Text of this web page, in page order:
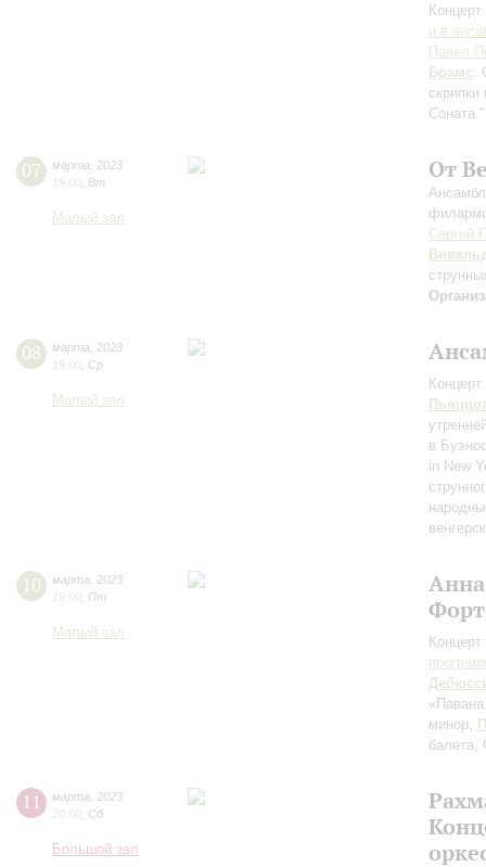
и в
Павел
Брамс:
Соната
07 марта
2023
19:00 Вт
Малый зал
От
Сергей
08 марта
2023
19:00 Ср
Малый зал
в
in New
10 марта
2023
19:00 Пт
Малый зал
минор;
11 марта
2023
20:00 Сб
Большой зал